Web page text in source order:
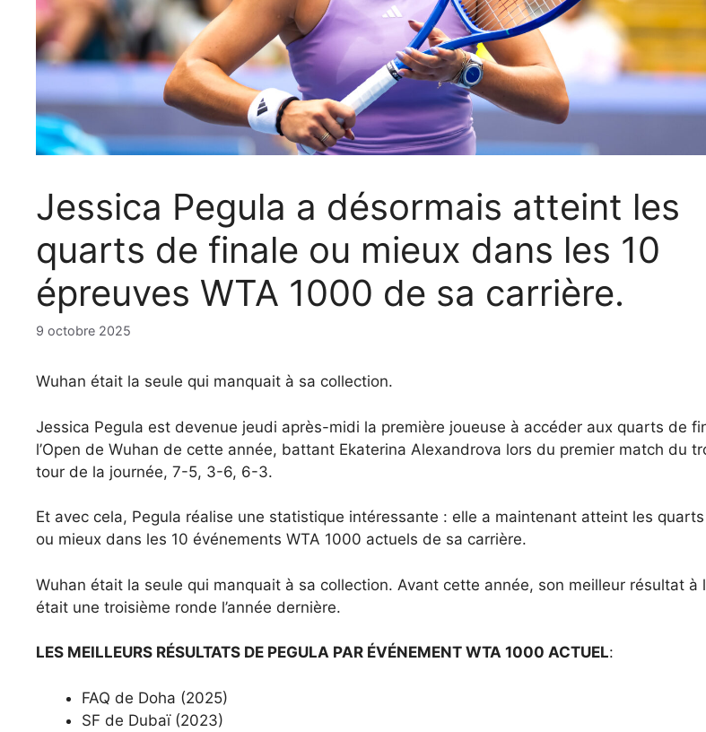
Jessica Pegula a désormais atteint les
quarts de finale ou mieux dans les 10
épreuves WTA 1000 de sa carrière.
9 octobre 2025
Wuhan était la seule qui manquait à sa collection.
Jessica Pegula est devenue jeudi après-midi la première joueuse à accéder aux quarts de
l’Open de Wuhan de cette année, battant Ekaterina Alexandrova lors du premier match du
tour de la journée, 7-5, 3-6, 6-3.
Et avec cela, Pegula réalise une statistique intéressante : elle a maintenant atteint les
ou mieux dans les 10 événements WTA 1000 actuels de sa carrière.
Wuhan était la seule qui manquait à sa collection. Avant cette année, son meilleur résultat à
était une troisième ronde l’année dernière.
LES MEILLEURS RÉSULTATS DE PEGULA PAR ÉVÉNEMENT WTA 1000 ACTUEL:
FAQ de Doha (2025)
SF de Dubaï (2023)